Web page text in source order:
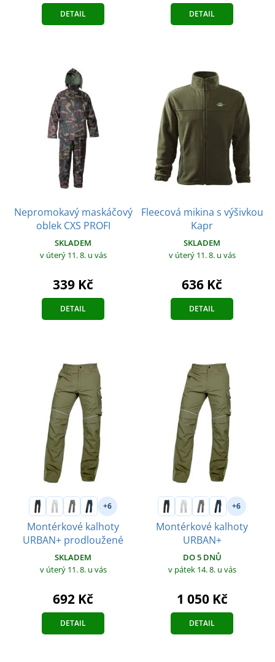
DETAIL DETAIL
Nepromokavý maskáčový
oblek CXS PROFI
SKLADEM
v úterý 11. 8. u vás
339 Kč
DETAIL
Fleecová mikina s výšivkou
Kapr
SKLADEM
v úterý 11. 8. u vás
636 Kč
DETAIL
+6
Montérkové kalhoty
URBAN+ prodloužené
SKLADEM
v úterý 11. 8. u vás
692 Kč
DETAIL
+6
Montérkové kalhoty
URBAN+
DO 5 DNŮ
v pátek 14. 8. u vás
1 050 Kč
DETAIL